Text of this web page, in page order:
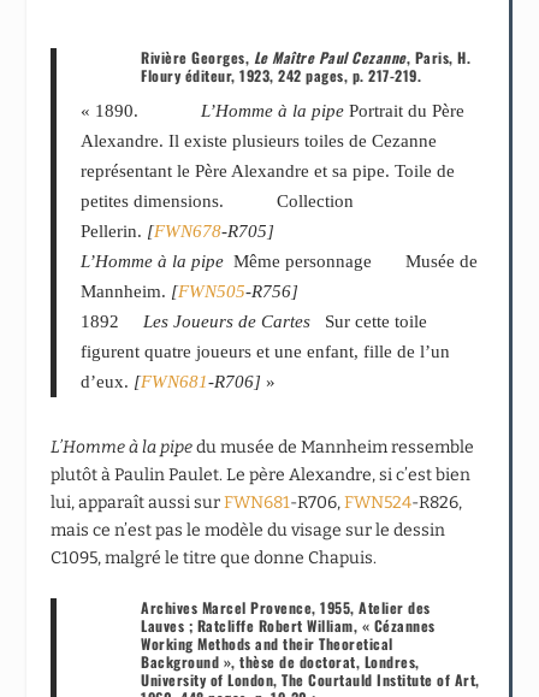
Rivière Georges, Le Maître Paul Cezanne, Paris, H.
Floury éditeur, 1923, 242 pages, p. 217-219.
« 1890. L’Homme à la pipe Portrait du Père
Alexandre. Il existe plusieurs toiles de Cezanne
représentant le Père Alexandre et sa pipe. Toile de
petites dimensions. Collection
Pellerin. [FWN678-R705]
L’Homme à la pipe Même personnage Musée de
Mannheim. [FWN505-R756]
1892 Les Joueurs de Cartes Sur cette toile
figurent quatre joueurs et une enfant, fille de l’un
d’eux. [FWN681-R706] »
L’Homme à la pipedu musée de Mannheim ressemble
plutôt à Paulin Paulet. Le père Alexandre, si c’est bien
lui, apparaît aussi surFWN681-R706,FWN524-R826,
mais ce n’est pas le modèle du visage sur le dessin
C1095, malgré le titre que donne Chapuis.
Archives Marcel Provence, 1955, Atelier des
Lauves ; Ratcliffe Robert William, « Cézannes
Working Methods and their Theoretical
Background », thèse de doctorat, Londres,
University of London, The Courtauld Institute of Art,